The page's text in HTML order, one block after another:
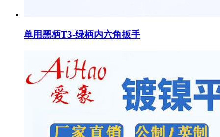
单用黑柄T3-绿柄内六角扳手